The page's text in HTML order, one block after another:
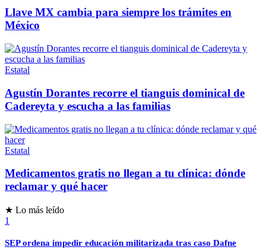
Llave MX cambia para siempre los trámites en
México
Estatal
Agustín Dorantes recorre el tianguis dominical de
Cadereyta y escucha a las familias
Estatal
Medicamentos gratis no llegan a tu clínica: dónde
reclamar y qué hacer
★ Lo más leído
1
SEP ordena impedir educación militarizada tras caso Dafne